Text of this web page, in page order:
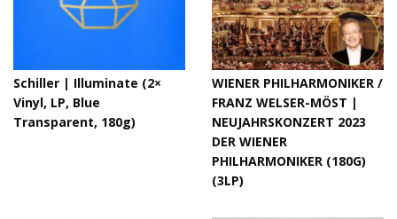
Schiller ‎| Illuminate (2×
Vinyl, LP, Blue
Transparent, 180g)
WIENER PHILHARMONIKER /
FRANZ WELSER-MÖST |
NEUJAHRSKONZERT 2023
DER WIENER
PHILHARMONIKER (180G)
(3LP)